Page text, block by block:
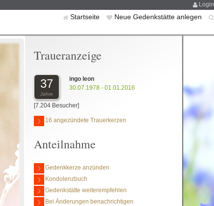
Login
Startseite Neue Gedenkstätte anlegen
Traueranzeige
37
Jahre
ingo leon
30.07.1978 - 01.01.2016
[7.204 Besucher]
16 angezündete Trauerkerzen
Anteilnahme
Gedenkkerze anzünden
Kondolenzbuch
Gedenkstätte weiterempfehlen
Bei Änderungen benachrichtigen